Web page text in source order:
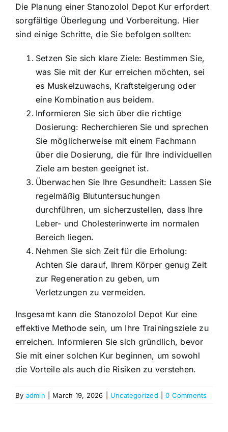
Die Planung einer Stanozolol Depot Kur erfordert
sorgfältige Überlegung und Vorbereitung. Hier
sind einige Schritte, die Sie befolgen sollten:
Setzen Sie sich klare Ziele: Bestimmen Sie,
was Sie mit der Kur erreichen möchten, sei
es Muskelzuwachs, Kraftsteigerung oder
eine Kombination aus beidem.
Informieren Sie sich über die richtige
Dosierung: Recherchieren Sie und sprechen
Sie möglicherweise mit einem Fachmann
über die Dosierung, die für Ihre individuellen
Ziele am besten geeignet ist.
Überwachen Sie Ihre Gesundheit: Lassen Sie
regelmäßig Blutuntersuchungen
durchführen, um sicherzustellen, dass Ihre
Leber- und Cholesterinwerte im normalen
Bereich liegen.
Nehmen Sie sich Zeit für die Erholung:
Achten Sie darauf, Ihrem Körper genug Zeit
zur Regeneration zu geben, um
Verletzungen zu vermeiden.
Insgesamt kann die Stanozolol Depot Kur eine
effektive Methode sein, um Ihre Trainingsziele zu
erreichen. Informieren Sie sich gründlich, bevor
Sie mit einer solchen Kur beginnen, um sowohl
die Vorteile als auch die Risiken zu verstehen.
By admin March 19, 2026 Uncategorized 0 Comments